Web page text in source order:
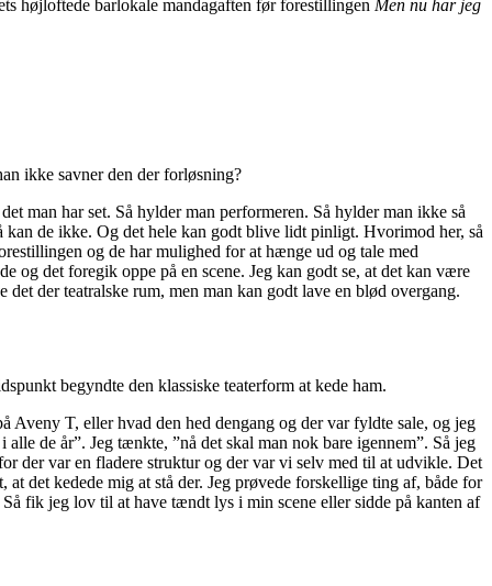
højloftede barlokale mandagaften før forestillingen Men nu har jeg
ikke savner den der forløsning?
man har set. Så hylder man performeren. Så hylder man ikke så
de ikke. Og det hele kan godt blive lidt pinligt. Hvorimod her, så
og de har mulighed for at hænge ud og tale med
og det foregik oppe på en scene. Jeg kan godt se, at det kan være
der teatralske rum, men man kan godt lave en blød overgang.
begyndte den klassiske teaterform at kede ham.
Aveny T, eller hvad den hed dengang og der var fyldte sale, og jeg
de år”. Jeg tænkte, ”nå det skal man nok bare igennem”. Så jeg
der var en fladere struktur og der var vi selv med til at udvikle. Det
det kedede mig at stå der. Jeg prøvede forskellige ting af, både for
fik jeg lov til at have tændt lys i min scene eller sidde på kanten af